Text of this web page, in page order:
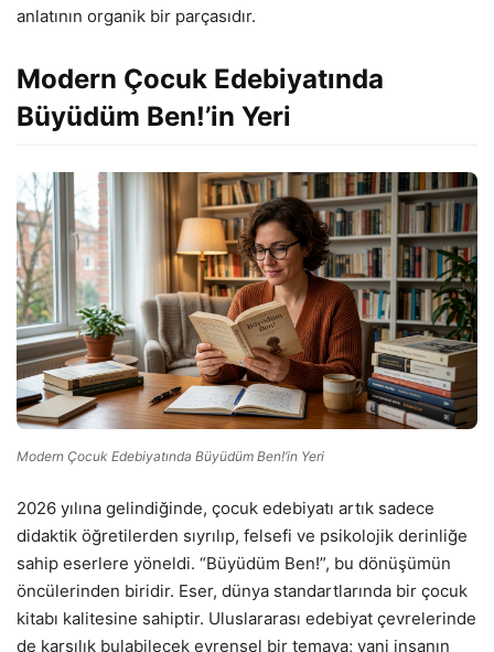
anlatının organik bir parçasıdır.
Modern Çocuk Edebiyatında
Büyüdüm Ben!’in Yeri
Modern Çocuk Edebiyatında Büyüdüm Ben!’in Yeri
2026 yılına gelindiğinde, çocuk edebiyatı artık sadece
didaktik öğretilerden sıyrılıp, felsefi ve psikolojik derinliğe
sahip eserlere yöneldi. “Büyüdüm Ben!”, bu dönüşümün
öncülerinden biridir. Eser, dünya standartlarında bir çocuk
kitabı kalitesine sahiptir. Uluslararası edebiyat çevrelerinde
de karşılık bulabilecek evrensel bir temaya; yani insanın